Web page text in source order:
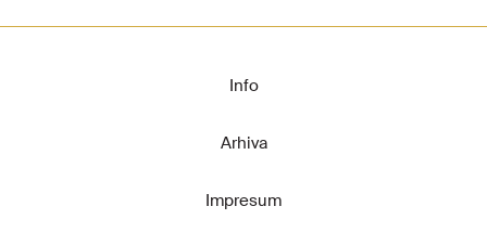
Info
Arhiva
Impresum